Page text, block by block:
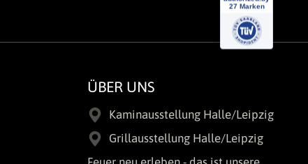
ÜBER UNS
Kaminausstellung Halle/Leipzig
Grillausstellung Halle/Leipzig